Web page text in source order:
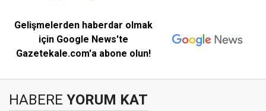
Gelişmelerden haberdar olmak
için Google News'te
Gazetekale.com'a abone olun!
HABERE YORUM KAT